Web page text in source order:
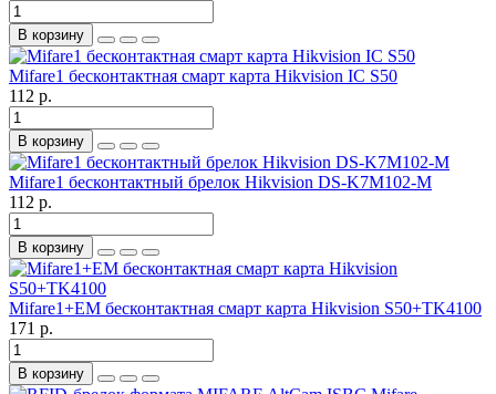
В корзину
Mifare1 бесконтактная смарт карта Hikvision IC S50
112 р.
В корзину
Mifare1 бесконтактный брелок Hikvision DS-K7M102-M
112 р.
В корзину
Mifare1+EM бесконтактная смарт карта Hikvision S50+TK4100
171 р.
В корзину